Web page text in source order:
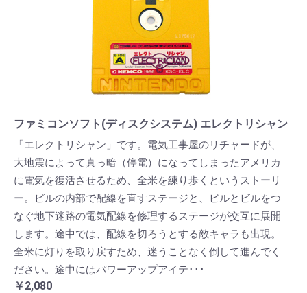
ファミコンソフト(ディスクシステム) エレクトリシャン
「エレクトリシャン」です。電気工事屋のリチャードが、
大地震によって真っ暗（停電）になってしまったアメリカ
に電気を復活させるため、全米を練り歩くというストーリ
ー。ビルの内部で配線を直すステージと、ビルとビルをつ
なぐ地下迷路の電気配線を修理するステージが交互に展開
します。途中では、配線を切ろうとする敵キャラも出現。
全米に灯りを取り戻すため、迷うことなく倒して進んでく
ださい。途中にはパワーアップアイテ･･･
￥2,080